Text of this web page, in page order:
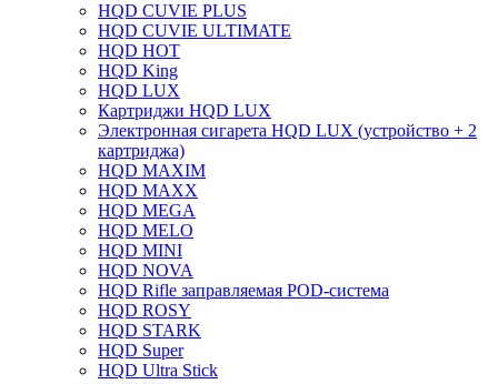
HQD CUVIE PLUS
HQD CUVIE ULTIMATE
HQD HOT
HQD King
HQD LUX
Картриджи HQD LUX
Электронная сигарета HQD LUX (устройство + 2
картриджа)
HQD MAXIM
HQD MAXX
HQD MEGA
HQD MELO
HQD MINI
HQD NOVA
HQD Rifle заправляемая POD-система
HQD ROSY
HQD STARK
HQD Super
HQD Ultra Stick